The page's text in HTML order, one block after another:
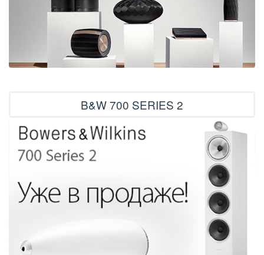
B&W 700 SERIES 2